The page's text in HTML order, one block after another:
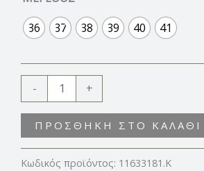
36
37 38 39 40 41
- +
ΠΡΟΣΘΉΚΗ ΣΤΟ ΚΑΛΆΘΙ
Κωδικός προϊόντος: 11633181.K